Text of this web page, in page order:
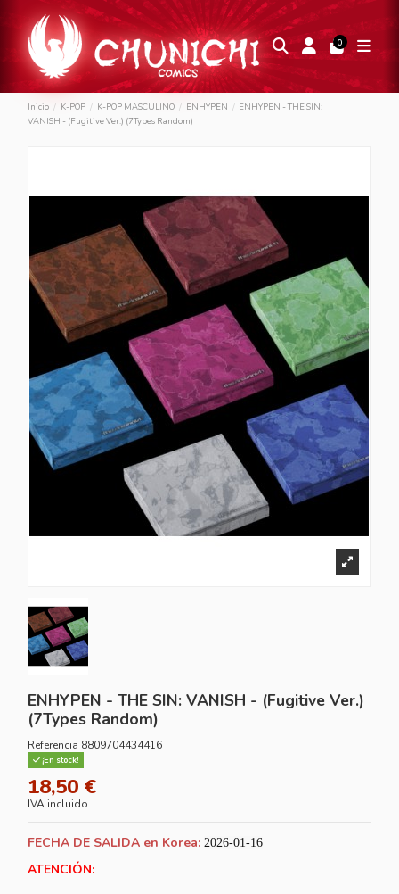
0
Inicio K-POP K-POP MASCULINO ENHYPEN
ENHYPEN - THE SIN:
VANISH - (Fugitive Ver.) (7Types Random)
ENHYPEN - THE SIN: VANISH - (Fugitive Ver.)
(7Types Random)
Referencia 8809704434416
¡En stock!
18,50 €
IVA incluido
FECHA DE SALIDA en Korea: 2026-01-16
ATENCIÓN: